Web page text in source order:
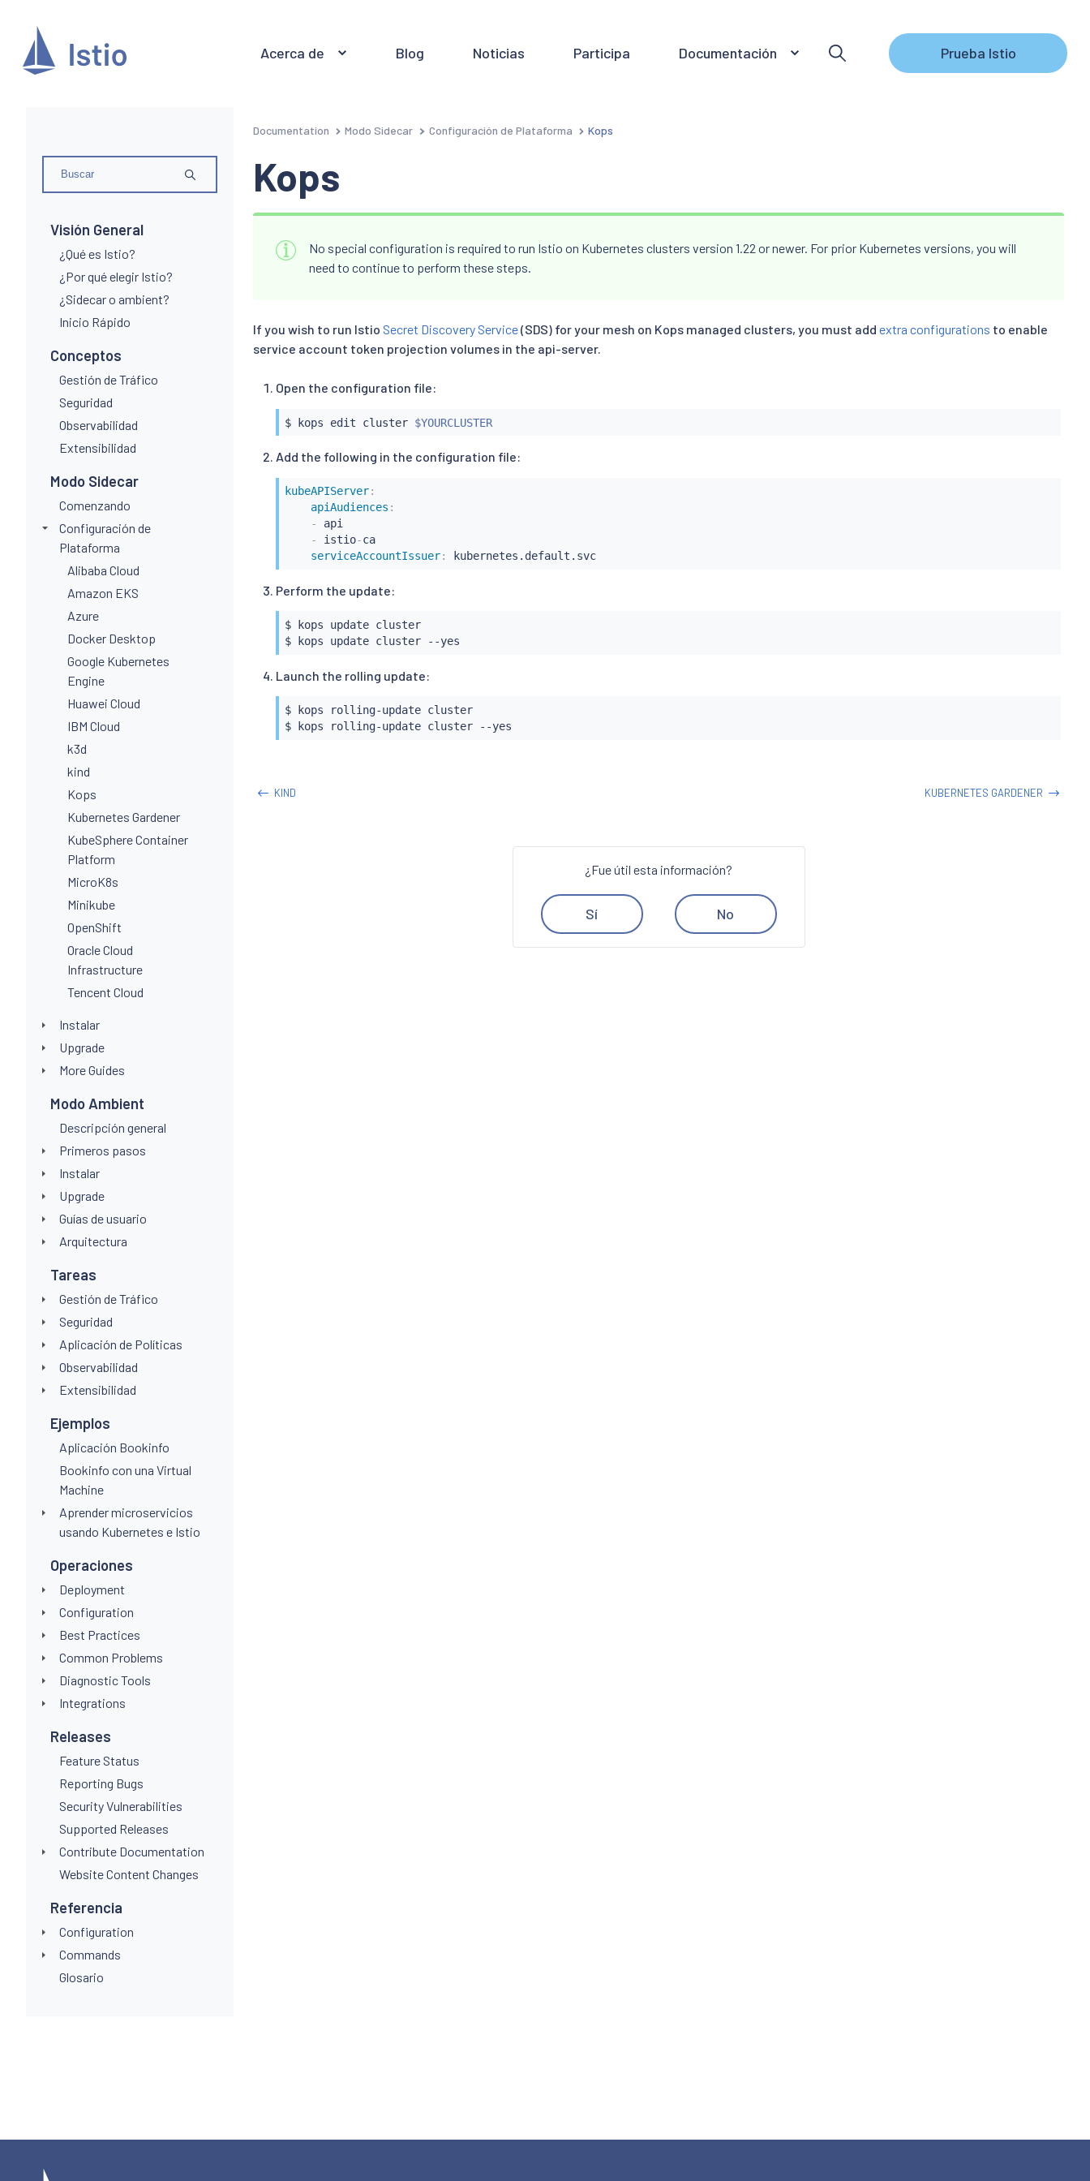
Acerca de Blog Noticias Participa Documentación Prueba Istio
Visión General
¿Qué es Istio?
¿Por qué elegir Istio?
¿Sidecar o ambient?
Inicio Rápido
Conceptos
Gestión de Tráfico
Seguridad
Observabilidad
Extensibilidad
Modo Sidecar
Comenzando
Configuración de
Plataforma
Alibaba Cloud
Amazon EKS
Azure
Docker Desktop
Google Kubernetes
Engine
Huawei Cloud
IBM Cloud
k3d
kind
Kops
Kubernetes Gardener
KubeSphere Container
Platform
MicroK8s
Minikube
OpenShift
Oracle Cloud
Infrastructure
Tencent Cloud
Instalar
Upgrade
More Guides
Modo Ambient
Descripción general
Primeros pasos
Instalar
Upgrade
Guías de usuario
Arquitectura
Tareas
Gestión de Tráfico
Seguridad
Aplicación de Políticas
Observabilidad
Extensibilidad
Ejemplos
Aplicación Bookinfo
Bookinfo con una Virtual
Machine
Aprender microservicios
usando Kubernetes e Istio
Operaciones
Deployment
Configuration
Best Practices
Common Problems
Diagnostic Tools
Integrations
Releases
Feature Status
Reporting Bugs
Security Vulnerabilities
Supported Releases
Contribute Documentation
Website Content Changes
Referencia
Configuration
Commands
Glosario
Documentation Modo Sidecar Configuración de Plataforma Kops
Kops
No special configuration is required to run Istio on Kubernetes clusters version 1.22 or newer. For prior Kubernetes versions, you will
need to continue to perform these steps.
If you wish to run Istio Secret Discovery Service(SDS) for your mesh on Kops managed clusters, you must add extra configurations to enable
service account token projection volumes in the api-server.
Open the configuration file:
$ kops edit cluster $YOURCLUSTER
Add the following in the configuration file:
kubeAPIServer:
apiAudiences :
-
api
-
istio-ca
serviceAccountIssuer: kubernetes.default.svc
Perform the update:
$ kops update cluster
Launch the rolling update:
$ kops rolling-update cluster
KIND KUBERNETES GARDENER
¿Fue útil esta información?
Sí No